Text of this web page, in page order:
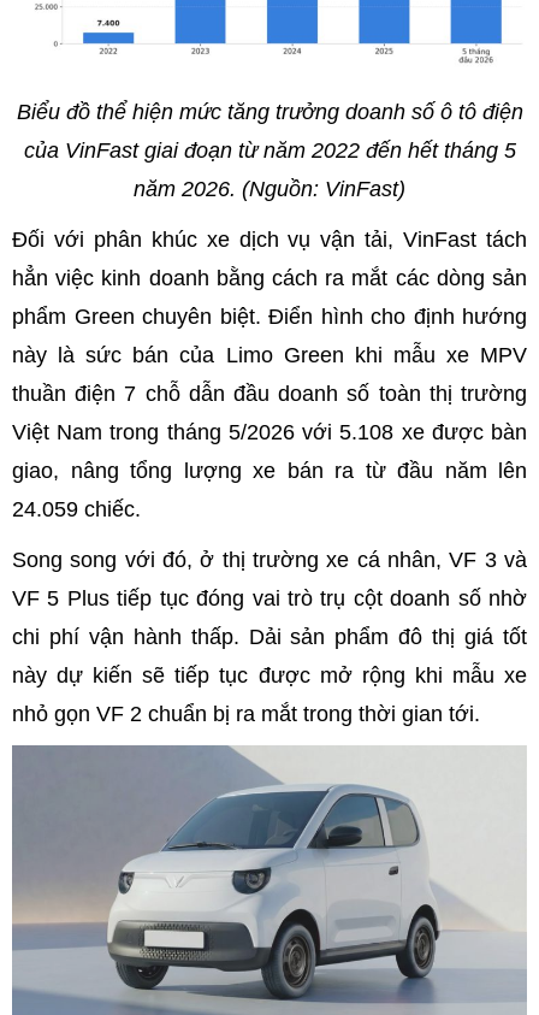
Biểu đồ thể hiện mức tăng trưởng doanh số ô tô điện
của VinFast giai đoạn từ năm 2022 đến hết tháng 5
năm 2026. (Nguồn: VinFast)
Đối với phân khúc xe dịch vụ vận tải, VinFast tách
hẳn việc kinh doanh bằng cách ra mắt các dòng sản
phẩm Green chuyên biệt. Điển hình cho định hướng
này là sức bán của Limo Green khi mẫu xe MPV
thuần điện 7 chỗ dẫn đầu doanh số toàn thị trường
Việt Nam trong tháng 5/2026 với 5.108 xe được bàn
giao, nâng tổng lượng xe bán ra từ đầu năm lên
24.059 chiếc.
Song song với đó, ở thị trường xe cá nhân, VF 3 và
VF 5 Plus tiếp tục đóng vai trò trụ cột doanh số nhờ
chi phí vận hành thấp. Dải sản phẩm đô thị giá tốt
này dự kiến sẽ tiếp tục được mở rộng khi mẫu xe
nhỏ gọn VF 2 chuẩn bị ra mắt trong thời gian tới.